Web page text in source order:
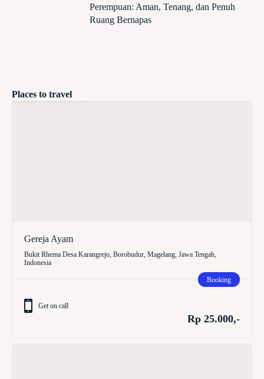
Perempuan: Aman, Tenang, dan Penuh
Ruang Bernapas
Places to travel
Gereja Ayam
Bukit Rhema Desa Karangrejo, Borobudur, Magelang, Jawa Tengah,
Indonesia
Booking
Get on call
Rp 25.000,-